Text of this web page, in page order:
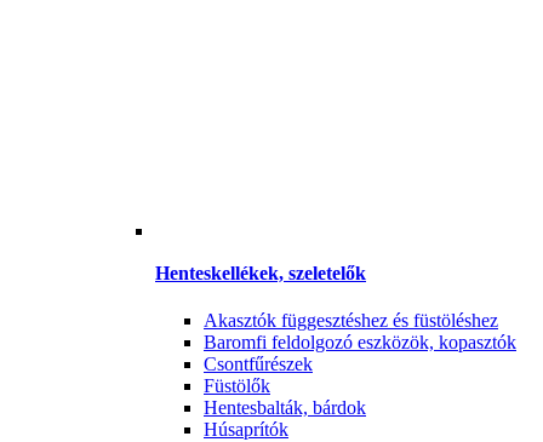
Henteskellékek, szeletelők
Akasztók függesztéshez és füstöléshez
Baromfi feldolgozó eszközök, kopasztók
Csontfűrészek
Füstölők
Hentesbalták, bárdok
Húsaprítók